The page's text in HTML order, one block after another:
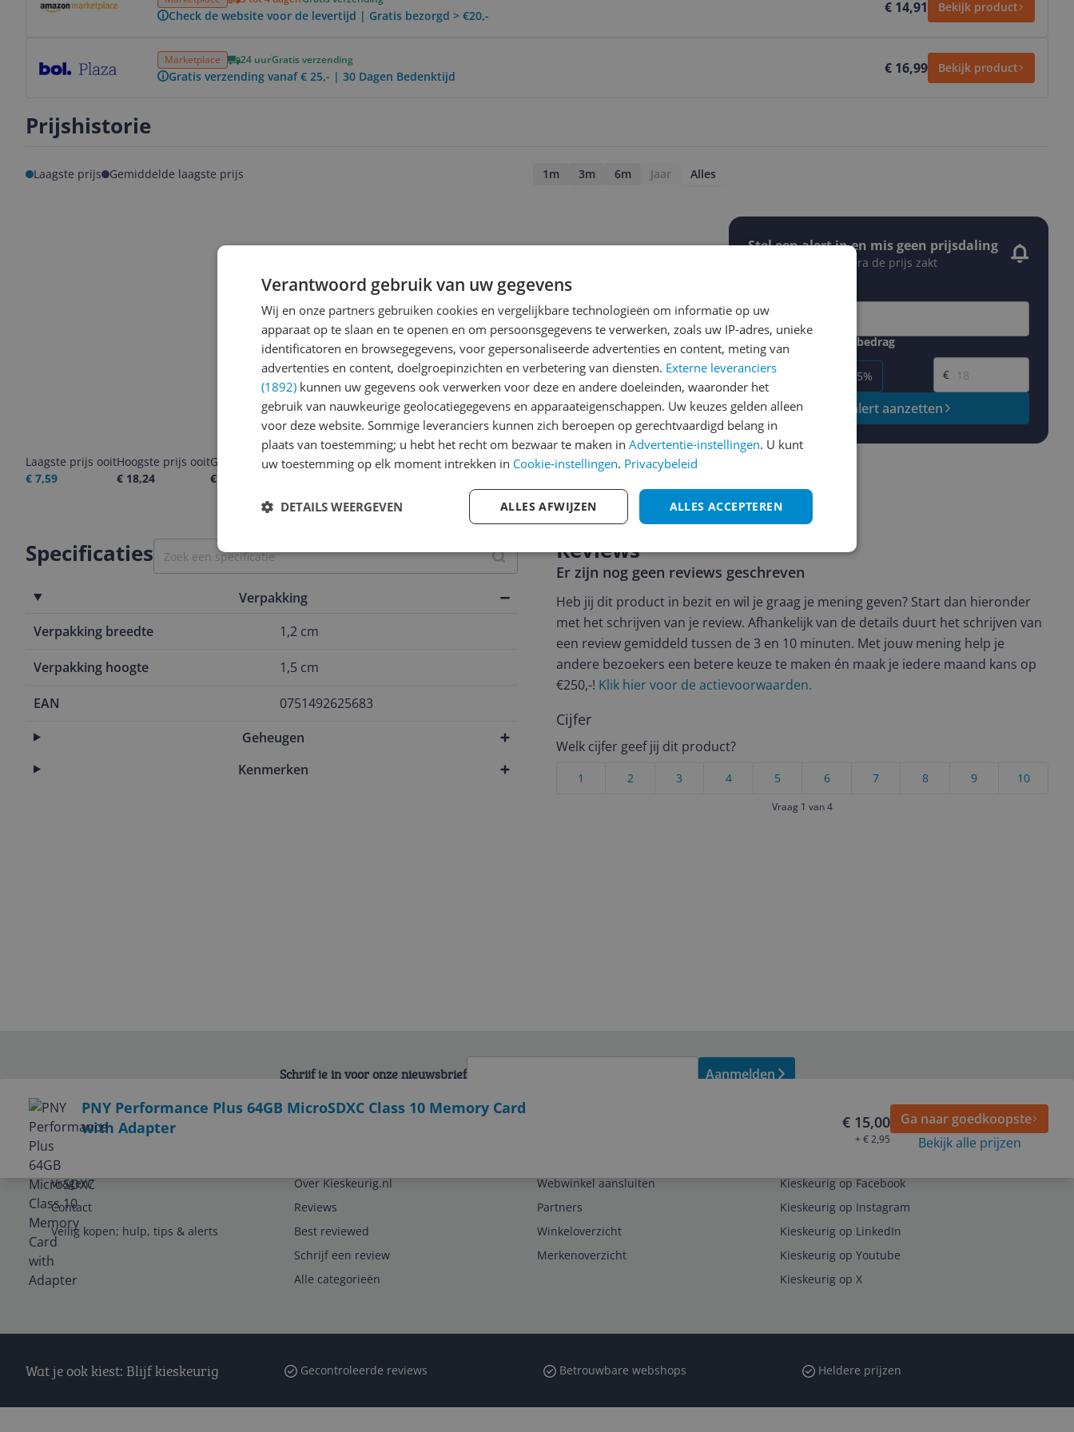
Check de website voor de levertijd | Gratis bezorgd > €20,- € 14,91 Bekijk product
Marketplace 24 uurGratis verzending
Gratis verzending vanaf € 25,- | 30 Dagen Bedenktijd € 16,99 Bekijk product
Prijshistorie
Laagste prijs Gemiddelde laagste prijs 1m 3m 6m Jaar Alles
Laagste prijs ooit
€ 7,59
Hoogste prijs ooit
€ 18,24
Goedkoopste nu
€ 14,91
Laatste prijsupdate
Stel een alert in en mis geen prijsdaling
Krijg een seintje zodra de prijs zakt
Gewenste daling of bedrag
-5% -15%
Gewenste prijs
€
Prijsalert aanzetten
Specificaties
Verpakking
Verpakking breedte
1,2 cm
Verpakking hoogte 1,5 cm
EAN
0751492625683
Geheugen
Kenmerken
Reviews
Er zijn nog geen reviews geschreven
Heb jij dit product in bezit en wil je graag je mening geven? Start dan hieronder
met het schrijven van je review. Afhankelijk van de details duurt het schrijven van
een review gemiddeld tussen de 3 en 10 minuten. Met jouw mening help je
andere bezoekers een betere keuze te maken én maak je iedere maand kans op
€250,-! Klik hier voor de actievoorwaarden.
Cijfer
Welk cijfer geef jij dit product?
10
9
8
7
6
5
4
3
2
1
Vraag 1 van 4
PNY Performance Plus 64GB MicroSDXC Class 10 Memory Card
with Adapter
€ 15,00
+ € 2,95
Ga naar goedkoopste
Bekijk alle prijzen
Schrijf je in voor onze nieuwsbrief Aanmelden
Service
Vragen?
Contact
Veilig kopen; hulp, tips & alerts
Over Kieskeurig.nl
Reviews
Best reviewed
Schrijf een review
Alle categorieën
Webwinkel aansluiten
Partners
Winkeloverzicht
Merkenoverzicht
Kieskeurig op Facebook
Kieskeurig op Instagram
Kieskeurig op LinkedIn
Kieskeurig op Youtube
Kieskeurig op X
Wat je ook kiest: Blijf kieskeurig Gecontroleerde reviews Betrouwbare webshops Heldere prijzen
Verantwoord gebruik van uw gegevens
Wij en onze partners gebruiken cookies en vergelijkbare technologieën om informatie op uw
apparaat op te slaan en te openen en om persoonsgegevens te verwerken, zoals uw IP-adres, unieke
identificatoren en browsegegevens, voor gepersonaliseerde advertenties en content, meting van
advertenties en content, doelgroepinzichten en verbetering van diensten. Externe leveranciers
(1892) kunnen uw gegevens ook verwerken voor deze en andere doeleinden, waaronder het
gebruik van nauwkeurige geolocatiegegevens en apparaateigenschappen. Uw keuzes gelden alleen
voor deze website. Sommige leveranciers kunnen zich beroepen op gerechtvaardigd belang in
plaats van toestemming; u hebt het recht om bezwaar te maken in Advertentie-instellingen. U kunt
uw toestemming op elk moment intrekken in Cookie-instellingen. Privacybeleid
ALLES ACCEPTEREN
ALLES AFWIJZEN
DETAILS WEERGEVEN